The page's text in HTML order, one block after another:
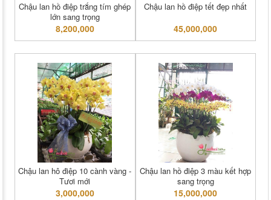
Chậu lan hồ điệp trắng tím ghép
lớn sang trọng
8,200,000
Chậu lan hồ điệp tết đẹp nhất
45,000,000
Chậu lan hô điệp 10 cành vàng -
Tươi mới
3,000,000
Chậu lan hồ điệp 3 màu kết hợp
sang trọng
15,000,000